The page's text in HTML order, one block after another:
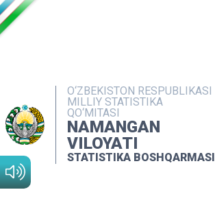
O‘ZBEKISTON RESPUBLIKASI
MILLIY STATISTIKA
QO‘MITASI
NAMANGAN
VILOYATI
STATISTIKA BOSHQARMASI
NASHRLAR
INTERAKTIV XIZMATLAR
MATBUOT XIZMATI
MUROJAATLAR